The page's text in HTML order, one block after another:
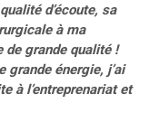
d’écoute, sa
à ma
grande qualité !
grande énergie, j’ai
à l’entreprenariat et